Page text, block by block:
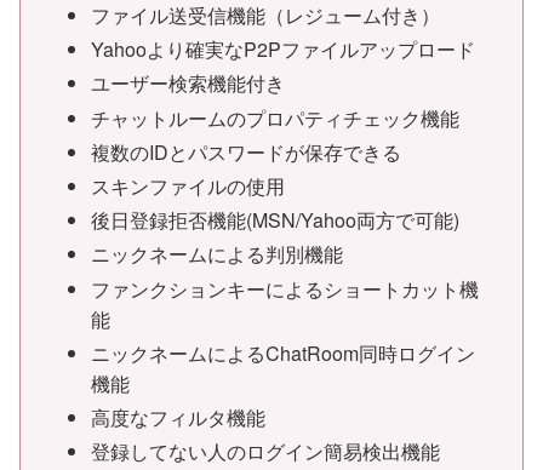
ファイル送受信機能（レジューム付き）
Yahooより確実なP2Pファイルアップロード
ユーザー検索機能付き
チャットルームのプロパティチェック機能
複数のIDとパスワードが保存できる
スキンファイルの使用
後日登録拒否機能(MSN/Yahoo両方で可能)
ニックネームによる判別機能
ファンクションキーによるショートカット機
能
ニックネームによるChatRoom同時ログイン
機能
高度なフィルタ機能
登録してない人のログイン簡易検出機能